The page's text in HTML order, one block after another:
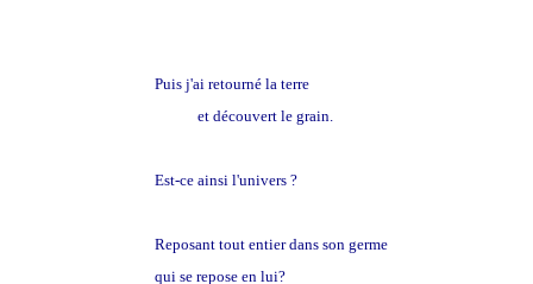
Puis j'ai retourné la terre
et découvert le grain.
Est-ce ainsi l'univers ?
Reposant tout entier dans son germe
qui se repose en lui?